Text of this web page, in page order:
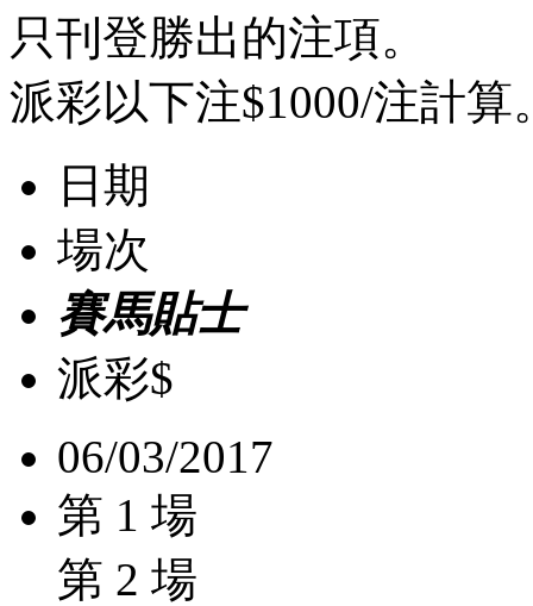
只刊登勝出的注項。
派彩以下注$1000/注計算
日期
場次
賽馬貼士
派彩$
06/03/2017
第 1 場
第 2 場